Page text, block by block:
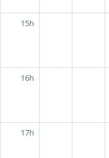
15h
16h
17h